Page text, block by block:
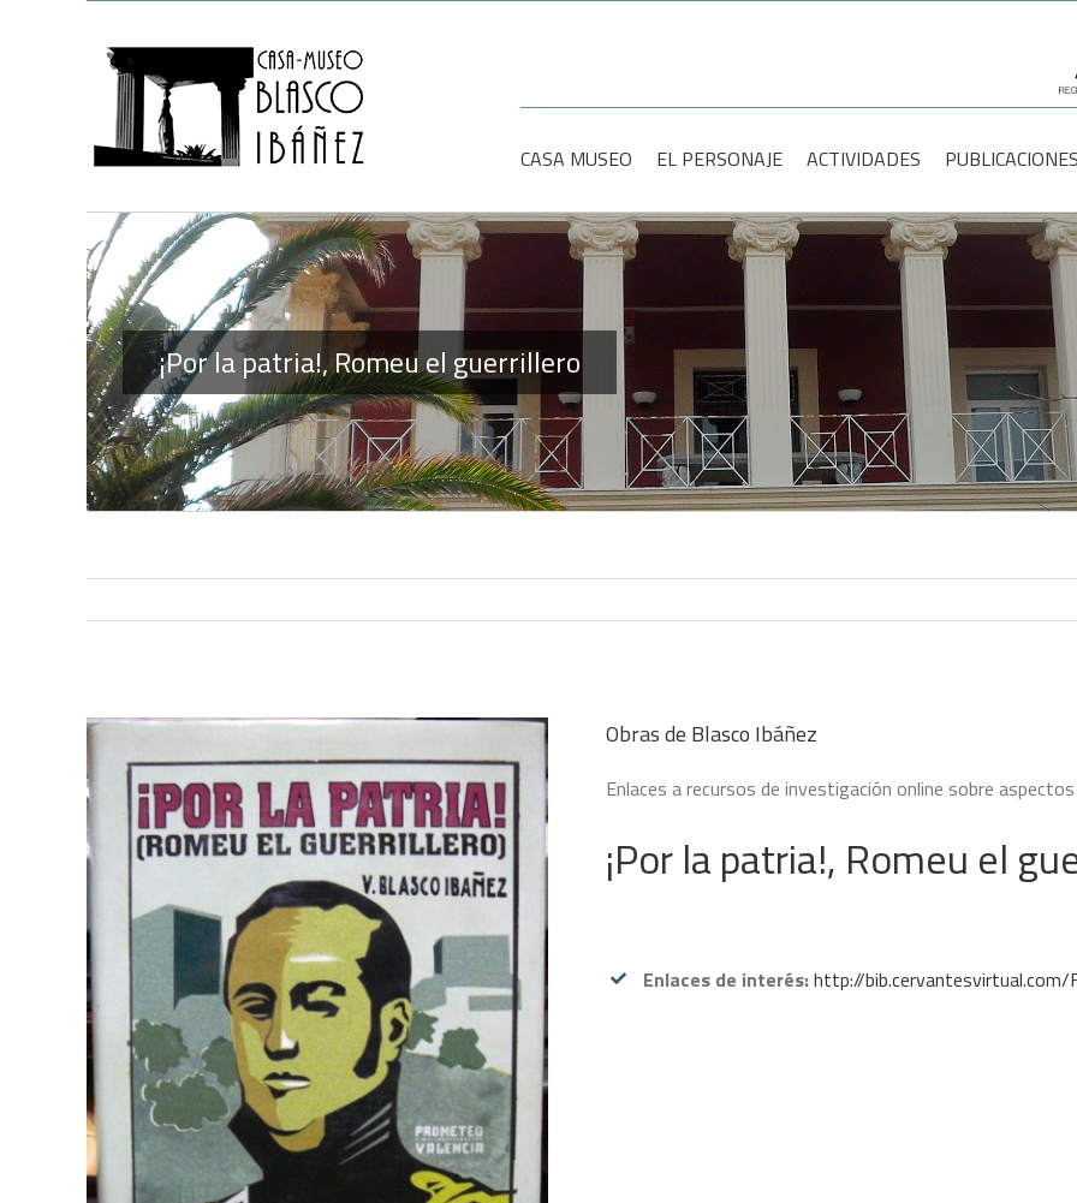
CASA MUSEO
EL PERSONAJE ACTIVIDADES PUBLICACIONES
¡Por la patria!, Romeu el guerrillero
Obras de Blasco Ibáñez
Enlaces a recursos de investigación online sobre
¡Por la patria!, Romeu el
Enlaces de interés:http://